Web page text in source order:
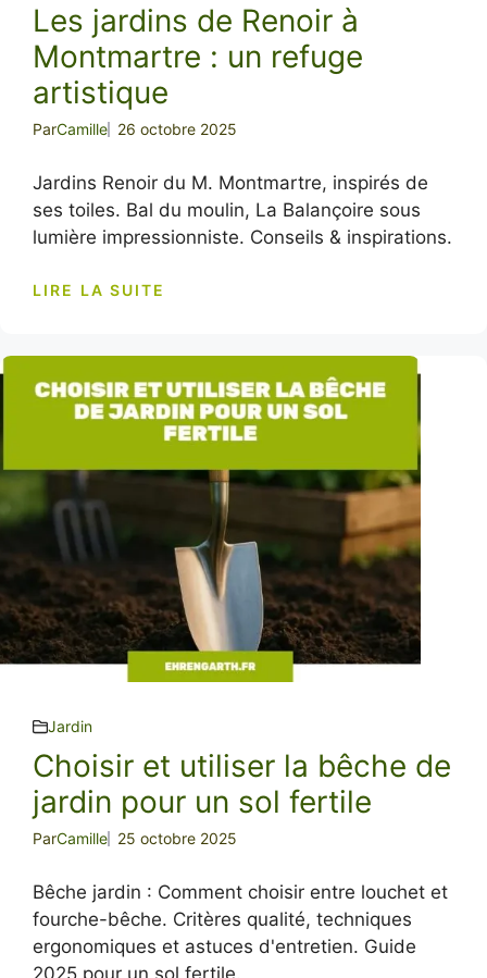
Les jardins de Renoir à
Montmartre : un refuge
artistique
ParCamille 26 octobre 2025
Jardins Renoir du M. Montmartre, inspirés de
ses toiles. Bal du moulin, La Balançoire sous
lumière impressionniste. Conseils & inspirations.
LIRE LA SUITE
Jardin
Choisir et utiliser la bêche de
jardin pour un sol fertile
ParCamille 25 octobre 2025
Bêche jardin : Comment choisir entre louchet et
fourche-bêche. Critères qualité, techniques
ergonomiques et astuces d'entretien. Guide
2025 pour un sol fertile.